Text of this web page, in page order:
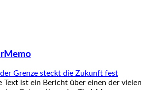
Grenze steckt die Zukunft fest
Text ist ein Bericht über einen der vielen